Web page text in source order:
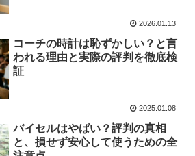
2026.01.13
コーチの時計は恥ずかしい？と言
われる理由と実際の評判を徹底検
証
2025.01.08
バイセルはやばい？評判の真相
と、損せず安心して使うための全